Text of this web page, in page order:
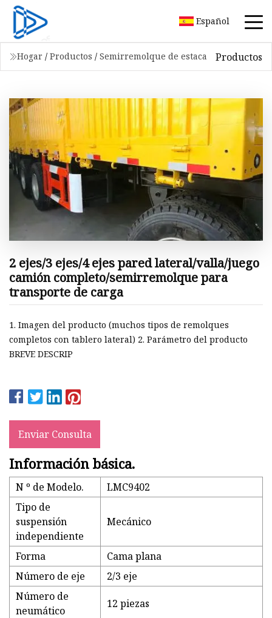
Español
Hogar / Productos / Semirremolque de estaca Productos
2 ejes/3 ejes/4 ejes pared lateral/valla/juego
camión completo/semirremolque para
transporte de carga
1. Imagen del producto (muchos tipos de remolques
completos con tablero lateral) 2. Parámetro del producto
BREVE DESCRIP
Enviar Consulta
Información básica.
N º de Modelo.
LMC9402
Tipo de
suspensión
independiente
Mecánico
Forma
Cama plana
Número de eje
2/3 eje
Número de
neumático
12 piezas